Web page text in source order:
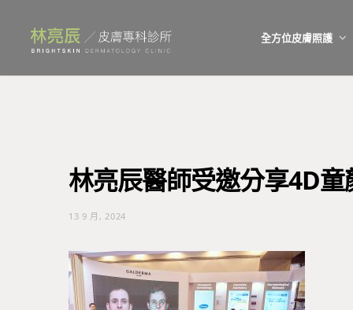
全方位皮膚照護
林亮辰醫師受邀分享4D
13 9 月, 2024